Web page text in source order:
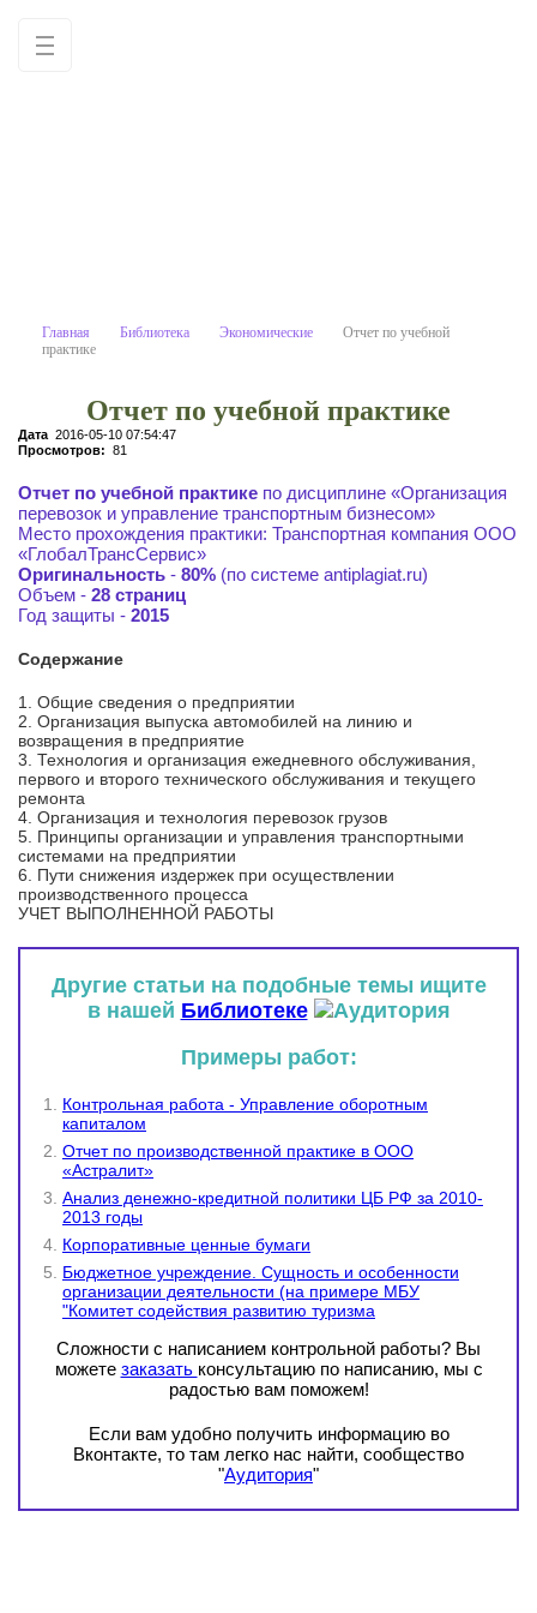
Главная Библиотека Экономические
Отчет по учебной
практике
Отчет по учебной практике
Дата 2016-05-10 07:54:47
Просмотров: 81
Отчет по учебной практике по дисциплине «Организация
перевозок и управление транспортным бизнесом»
Место прохождения практики: Транспортная компания ООО
«ГлобалТрансСервис»
Оригинальность - 80% (по системе antiplagiat.ru)
Объем - 28 страниц
Год защиты - 2015
Содержание
1. Общие сведения о предприятии
2. Организация выпуска автомобилей на линию и
возвращения в предприятие
3. Технология и организация ежедневного обслуживания,
первого и второго технического обслуживания и текущего
ремонта
4. Организация и технология перевозок грузов
5. Принципы организации и управления транспортными
системами на предприятии
6. Пути снижения издержек при осуществлении
производственного процесса
УЧЕТ ВЫПОЛНЕННОЙ РАБОТЫ
Другие статьи на подобные темы ищите
в нашей Библиотеке
Примеры работ:
Контрольная работа - Управление оборотным
капиталом
Отчет по производственной практике в ООО
«Астралит»
Анализ денежно-кредитной политики ЦБ РФ за 2010-
2013 годы
Корпоративные ценные бумаги
Бюджетное учреждение. Сущность и особенности
организации деятельности (на примере МБУ
"Комитет содействия развитию туризма
Сложности с написанием контрольной работы? Вы
можете заказать консультацию по написанию, мы с
радостью вам поможем!
Если вам удобно получить информацию во
Вконтакте, то там легко нас найти, сообщество
"Аудитория"